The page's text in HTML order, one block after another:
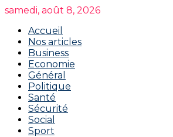
samedi, août 8, 2026
Accueil
Nos articles
Business
Economie
Général
Politique
Santé
Sécurité
Social
Sport